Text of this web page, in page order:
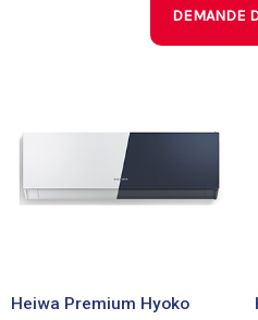
DEMANDE
Heiwa Premium Hyoko